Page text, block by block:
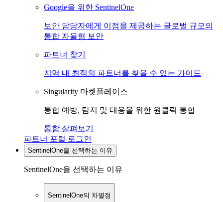
Google을 위한 SentinelOne
보안 담당자에게 이점을 제공하는 글로벌 규모의
통합 자율형 보안
파트너 찾기
지역 내 최적의 파트너를 찾을 수 있는 가이드
Singularity 마켓플레이스
통합 예방, 탐지 및 대응을 위한 원클릭 통합
통합 살펴보기
파트너 포털 로그인
SentinelOne을 선택하는 이유
SentinelOne을 선택하는 이유
SentinelOne의 차별점